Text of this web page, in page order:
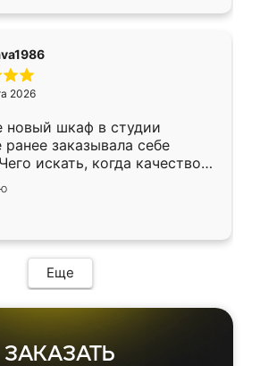
2026
новый шкаф в студии
ранее заказывала себе
искать, когда качеством
Служит кухня уже почти
нет.
Еще
ЗАКАЗАТЬ